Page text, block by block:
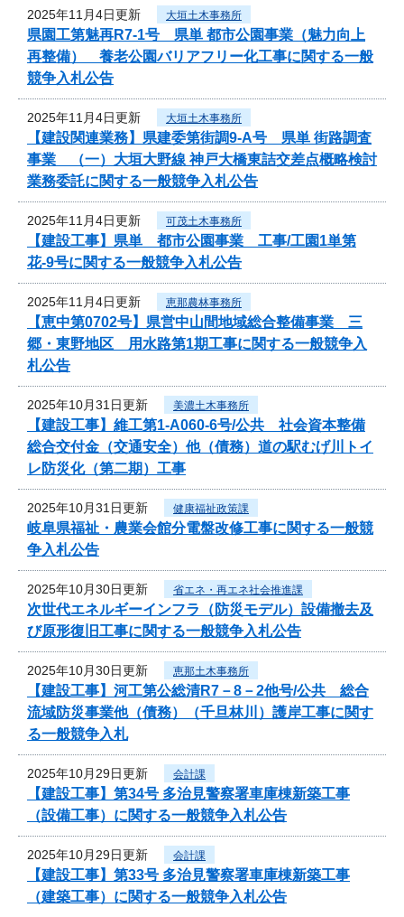
2025年11月4日更新 大垣土木事務所
県園工第魅再R7-1号 県単 都市公園事業（魅力向上
再整備） 養老公園バリアフリー化工事に関する一般
競争入札公告
2025年11月4日更新 大垣土木事務所
【建設関連業務】県建委第街調9-A号 県単 街路調査
事業 （一）大垣大野線 神戸大橋東詰交差点概略検討
業務委託に関する一般競争入札公告
2025年11月4日更新 可茂土木事務所
【建設工事】県単 都市公園事業 工事/工園1単第
花-9号に関する一般競争入札公告
2025年11月4日更新 恵那農林事務所
【恵中第0702号】県営中山間地域総合整備事業 三
郷・東野地区 用水路第1期工事に関する一般競争入
札公告
2025年10月31日更新 美濃土木事務所
【建設工事】維工第1-A060-6号/公共 社会資本整備
総合交付金（交通安全）他（債務）道の駅むげ川トイ
レ防災化（第二期）工事
2025年10月31日更新 健康福祉政策課
岐阜県福祉・農業会館分電盤改修工事に関する一般競
争入札公告
2025年10月30日更新 省エネ・再エネ社会推進課
次世代エネルギーインフラ（防災モデル）設備撤去及
び原形復旧工事に関する一般競争入札公告
2025年10月30日更新 恵那土木事務所
【建設工事】河工第公総清R7－8－2他号/公共 総合
流域防災事業他（債務）（千旦林川）護岸工事に関す
る一般競争入札
2025年10月29日更新 会計課
【建設工事】第34号 多治見警察署車庫棟新築工事
（設備工事）に関する一般競争入札公告
2025年10月29日更新 会計課
【建設工事】第33号 多治見警察署車庫棟新築工事
（建築工事）に関する一般競争入札公告